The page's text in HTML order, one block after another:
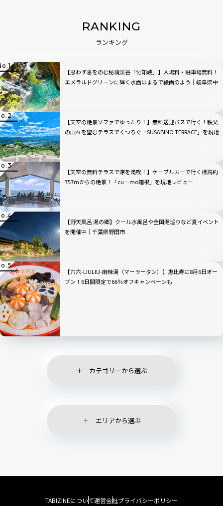
RANKING
ランキング
【思わず息をのむ秘境渓谷「付知峡」】入場料・駐車場無料！
エメラルドグリーンに輝く水面はまるで絵画のよう｜岐阜県中
【天空の絶景ソファでゆったり！】無料送迎バスで行く！秩父
の山々を望むテラスでくつろぐ「SUSABINO TERRACE」を現地
【天空の無料テラスで涼を満喫！】ケーブルカーで行く標高約
757mからの絶景！「cu―mo箱根」を現地レビュー
【野天風呂 湯の郷】クール水風呂や全国湯巡りなど夏イベント
を開催中｜千葉県野田市
【六六-LIULIU-麻辣湯（マーラータン）】恵比寿に8月6日オー
プン！6日間限定で66％オフキャンペーンも
カテゴリーから選ぶ
エリアから選ぶ
TABIZINEについて運営会社プライバシーポリシー